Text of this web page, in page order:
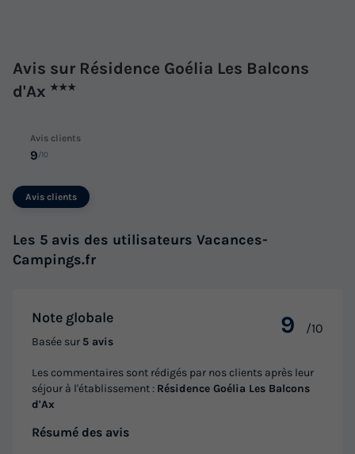
Avis sur Résidence Goélia Les Balcons
d'Ax ★★★
Avis clients
9/10
Avis clients
Les 5 avis des utilisateurs Vacances-
Campings.fr
Note globale
Basée sur 5 avis
9 /10
Les commentaires sont rédigés par nos clients après leur
séjour à l'établissement : Résidence Goélia Les Balcons
d'Ax
Résumé des avis